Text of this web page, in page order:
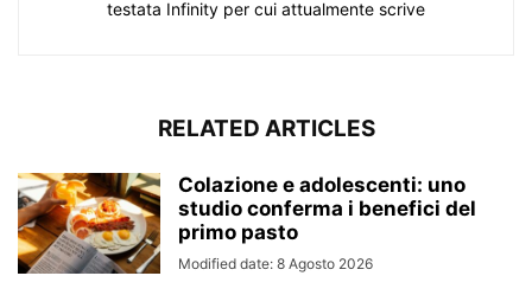
testata Infinity per cui attualmente scrive
RELATED ARTICLES
Colazione e adolescenti: uno
studio conferma i benefici del
primo pasto
Modified date: 8 Agosto 2026